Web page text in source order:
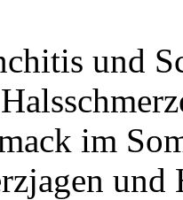
und
im
und